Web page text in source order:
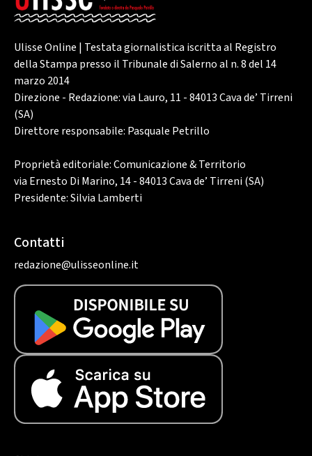
Ulisse Online | Testata giornalistica iscritta al Registro
della Stampa presso il Tribunale di Salerno al n. 8 del 14
marzo 2014
Direzione - Redazione: via Lauro, 11 - 84013 Cava de’ Tirreni
(SA)
Direttore responsabile: Pasquale Petrillo
Proprietà editoriale: Comunicazione & Territorio
via Ernesto Di Marino, 14 - 84013 Cava de’ Tirreni (SA)
Presidente: Silvia Lamberti
Contatti
redazione@ulisseonline.it